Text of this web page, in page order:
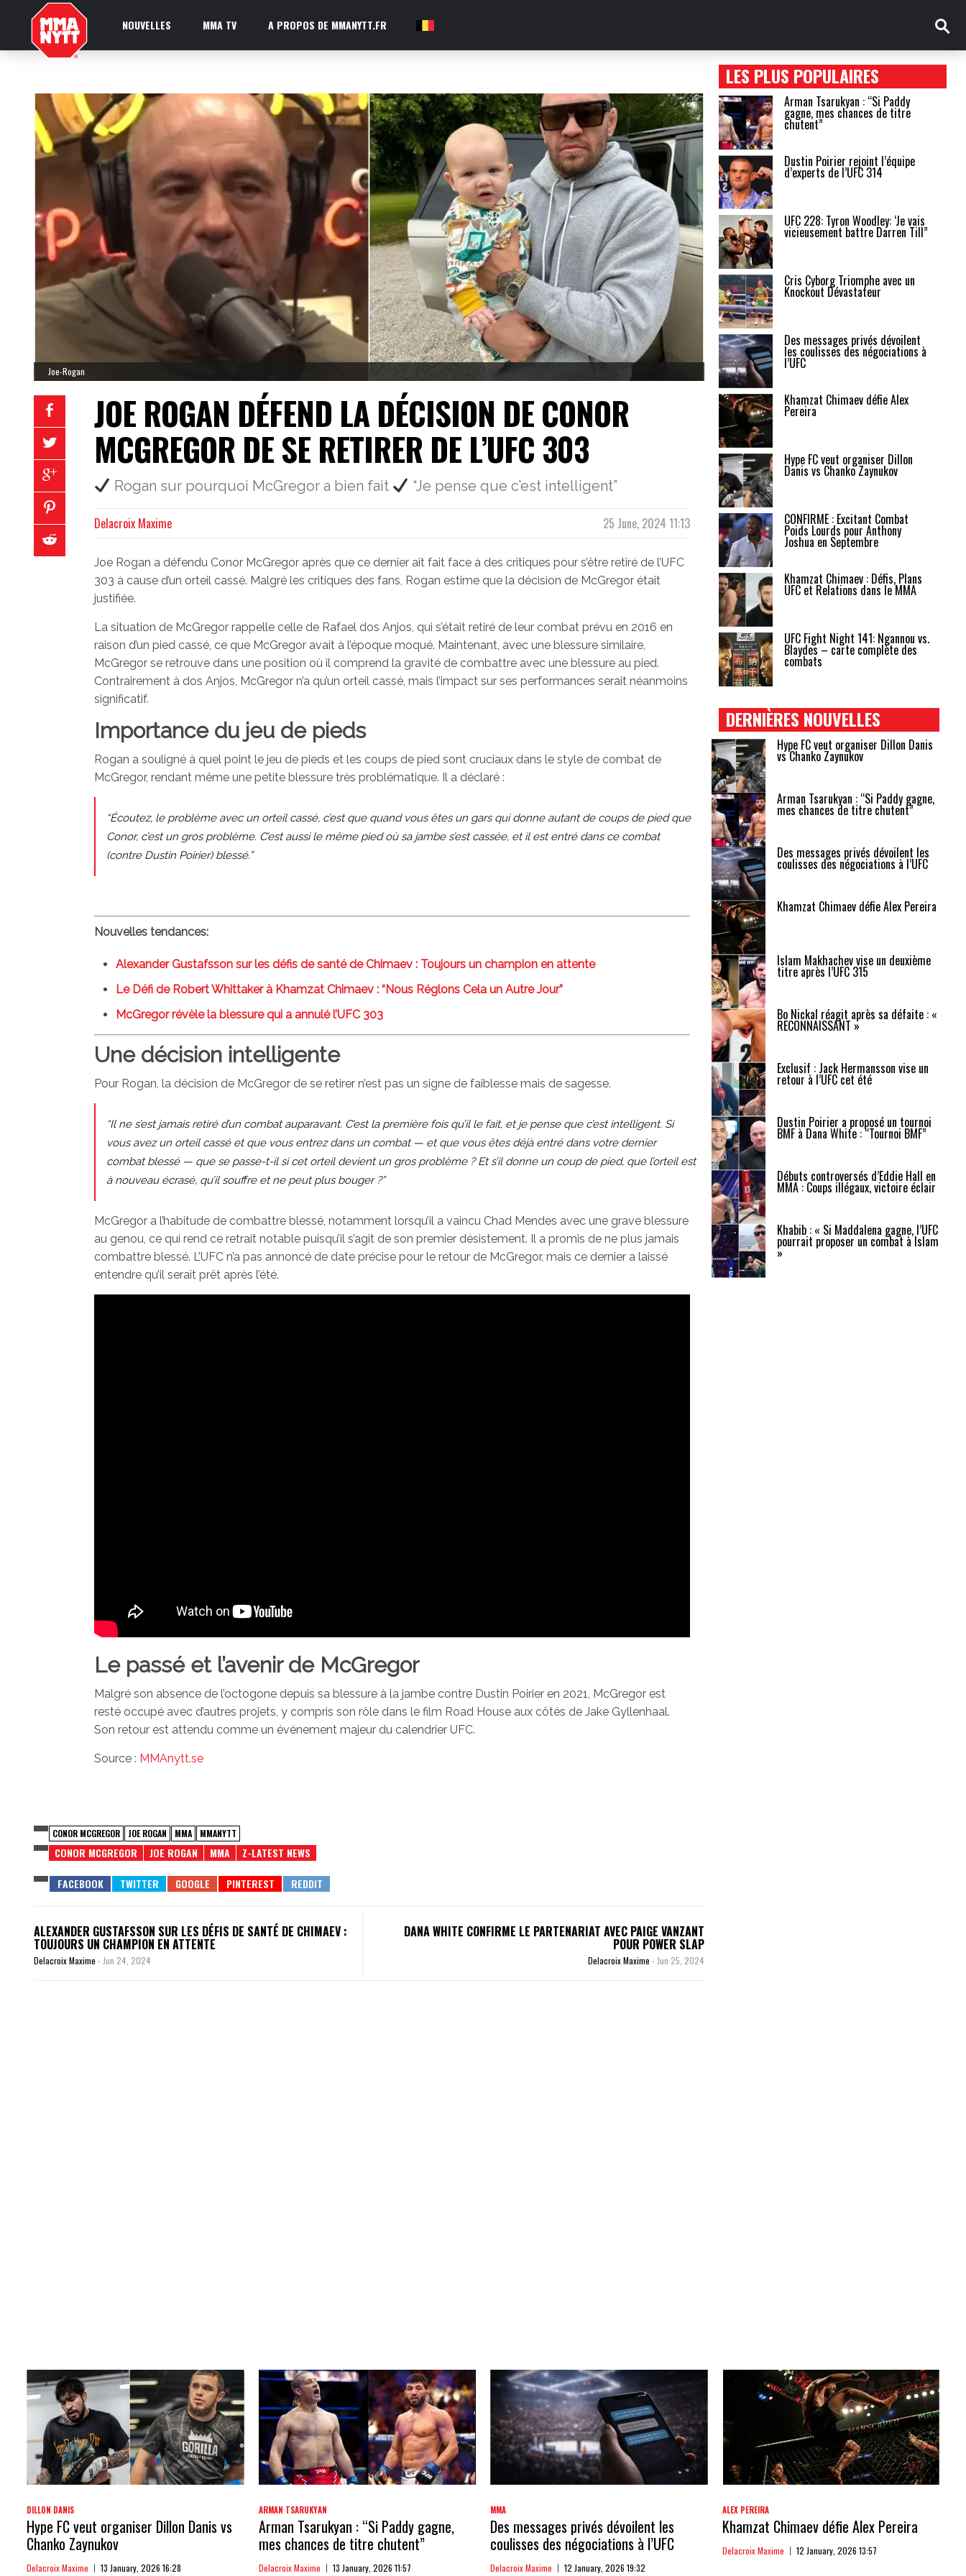
NOUVELLES MMA TV A PROPOS DE MMANYTT.FR FR
Joe-Rogan
JOE ROGAN DÉFEND LA DÉCISION DE CONOR
MCGREGOR DE SE RETIRER DE L’UFC 303
Rogan sur pourquoi McGregor a bien fait “Je pense que c’est intelligent”
25 June, 2024 11:13
Delacroix Maxime
Joe Rogan a défendu Conor McGregor après que ce dernier ait fait face à des critiques pour s’être retiré de l’UFC
303 à cause d’un orteil cassé. Malgré les critiques des fans, Rogan estime que la décision de McGregor était
justifiée.
La situation de McGregor rappelle celle de Rafael dos Anjos, qui s’était retiré de leur combat prévu en 2016 en
raison d’un pied cassé, ce que McGregor avait à l’époque moqué. Maintenant, avec une blessure similaire,
McGregor se retrouve dans une position où il comprend la gravité de combattre avec une blessure au pied.
Contrairement à dos Anjos, McGregor n’a qu’un orteil cassé, mais l’impact sur ses performances serait néanmoins
significatif.
Importance du jeu de pieds
Rogan a souligné à quel point le jeu de pieds et les coups de pied sont cruciaux dans le style de combat de
McGregor, rendant même une petite blessure très problématique. Il a déclaré :
“Écoutez, le problème avec un orteil cassé, c’est que quand vous êtes un gars qui donne autant de coups de pied que
Conor, c’est un gros problème. C’est aussi le même pied où sa jambe s’est cassée, et il est entré dans ce combat
(contre Dustin Poirier) blessé.”
Nouvelles tendances:
Alexander Gustafsson sur les défis de santé de Chimaev : Toujours un champion en attente
Le Défi de Robert Whittaker à Khamzat Chimaev : “Nous Réglons Cela un Autre Jour”
McGregor révèle la blessure qui a annulé l’UFC 303
Une décision intelligente
Pour Rogan, la décision de McGregor de se retirer n’est pas un signe de faiblesse mais de sagesse.
“Il ne s’est jamais retiré d’un combat auparavant. C’est la première fois qu’il le fait, et je pense que c’est intelligent. Si
vous avez un orteil cassé et que vous entrez dans un combat — et que vous êtes déjà entré dans votre dernier
combat blessé — que se passe-t-il si cet orteil devient un gros problème ? Et s’il donne un coup de pied, que l’orteil est
à nouveau écrasé, qu’il souffre et ne peut plus bouger ?”
McGregor a l’habitude de combattre blessé, notamment lorsqu’il a vaincu Chad Mendes avec une grave blessure
au genou, ce qui rend ce retrait notable puisqu’il s’agit de son premier désistement. Il a promis de ne plus jamais
combattre blessé. L’UFC n’a pas annoncé de date précise pour le retour de McGregor, mais ce dernier a laissé
entendre qu’il serait prêt après l’été.
Le passé et l’avenir de McGregor
Malgré son absence de l’octogone depuis sa blessure à la jambe contre Dustin Poirier en 2021, McGregor est
resté occupé avec d’autres projets, y compris son rôle dans le film Road House aux côtés de Jake Gyllenhaal.
Son retour est attendu comme un événement majeur du calendrier UFC.
Source : MMAnytt.se
CONOR MCGREGOR JOE ROGAN MMA MMANYTT
CONOR MCGREGOR JOE ROGAN MMA Z-LATEST NEWS
ALEXANDER GUSTAFSSON SUR LES DÉFIS DE SANTÉ DE CHIMAEV :
TOUJOURS UN CHAMPION EN ATTENTE
Delacroix Maxime - Jun 24, 2024
DANA WHITE CONFIRME LE PARTENARIAT AVEC PAIGE VANZANT
POUR POWER SLAP
Delacroix Maxime - Jun 25, 2024
LES PLUS POPULAIRES
Arman Tsarukyan : “Si Paddy
gagne, mes chances de titre
chutent”
Dustin Poirier rejoint l’équipe
d’experts de l’UFC 314
UFC 228: Tyron Woodley: ‘Je vais
vicieusement battre Darren Till”
Cris Cyborg Triomphe avec un
Knockout Dévastateur
Des messages privés dévoilent
les coulisses des négociations à
l’UFC
Khamzat Chimaev défie Alex
Pereira
Hype FC veut organiser Dillon
Danis vs Chanko Zaynukov
CONFIRMÉ : Excitant Combat
Poids Lourds pour Anthony
Joshua en Septembre
Khamzat Chimaev : Défis, Plans
UFC et Relations dans le MMA
UFC Fight Night 141: Ngannou vs.
Blaydes – carte complète des
combats
DERNIÈRES NOUVELLES
Hype FC veut organiser Dillon Danis
vs Chanko Zaynukov
Arman Tsarukyan : “Si Paddy gagne,
mes chances de titre chutent”
Des messages privés dévoilent les
coulisses des négociations à l’UFC
Khamzat Chimaev défie Alex Pereira
Islam Makhachev vise un deuxième
titre après l’UFC 315
Bo Nickal réagit après sa défaite : «
RECONNAISSANT »
Exclusif : Jack Hermansson vise un
retour à l’UFC cet été
Dustin Poirier a proposé un tournoi
BMF à Dana White : “Tournoi BMF”
Débuts controversés d’Eddie Hall en
MMA : Coups illégaux, victoire éclair
Khabib : « Si Maddalena gagne, l’UFC
pourrait proposer un combat à Islam
»
DILLON DANIS
Hype FC veut organiser Dillon Danis vs
Chanko Zaynukov
Delacroix Maxime 13 January, 2026 16:28
ARMAN TSARUKYAN
Arman Tsarukyan : “Si Paddy gagne,
mes chances de titre chutent”
Delacroix Maxime 13 January, 2026 11:57
MMA
Des messages privés dévoilent les
coulisses des négociations à l’UFC
Delacroix Maxime 12 January, 2026 19:32
ALEX PEREIRA
Khamzat Chimaev défie Alex Pereira
Delacroix Maxime 12 January, 2026 13:57